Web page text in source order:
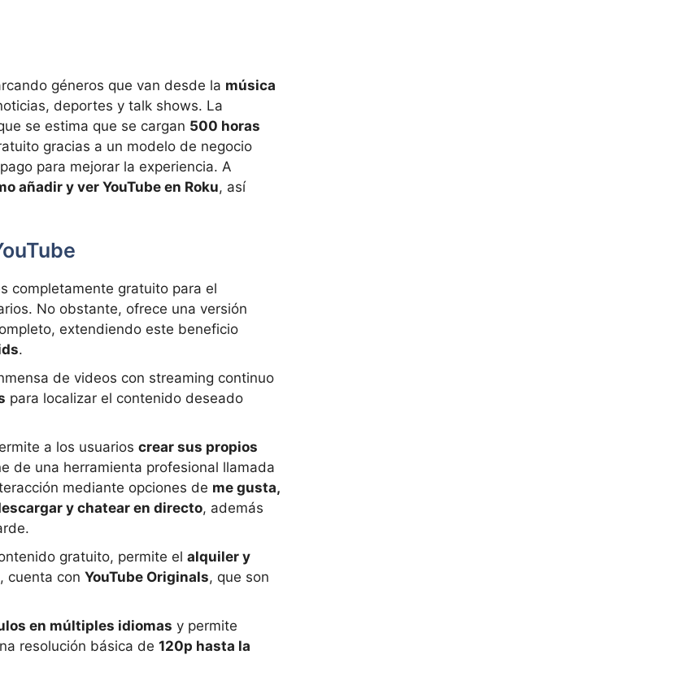
géneros que van desde la música
deportes y talk shows. La
se estima que se cargan 500 horas
gracias a un modelo de negocio
para mejorar la experiencia. A
añadir y ver YouTube en Roku, así
completamente gratuito para el
No obstante, ofrece una versión
extendiendo este beneficio
.
de videos con streaming continuo
para localizar el contenido deseado
a los usuarios crear sus propios
de una herramienta profesional llamada
mediante opciones de me gusta,
y chatear en directo, además
gratuito, permite el alquiler y
cuenta con YouTube Originals, que son
en múltiples idiomas y permite
resolución básica de 120p hasta la